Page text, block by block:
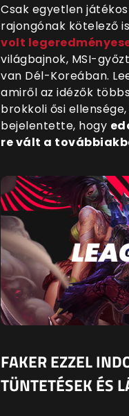
Csak egyetlen
rajongónak kötelező
volt
világbajnok, MSI-
van Dél-Koreában.
amiről az idézők
brokkoli ősi
bejelentette, hogy
re vált a
FAKER EZZEL
TÜNTETÉSEK ÉS